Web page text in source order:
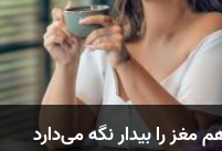
مغز را بیدار نگه‌ می‌دارد